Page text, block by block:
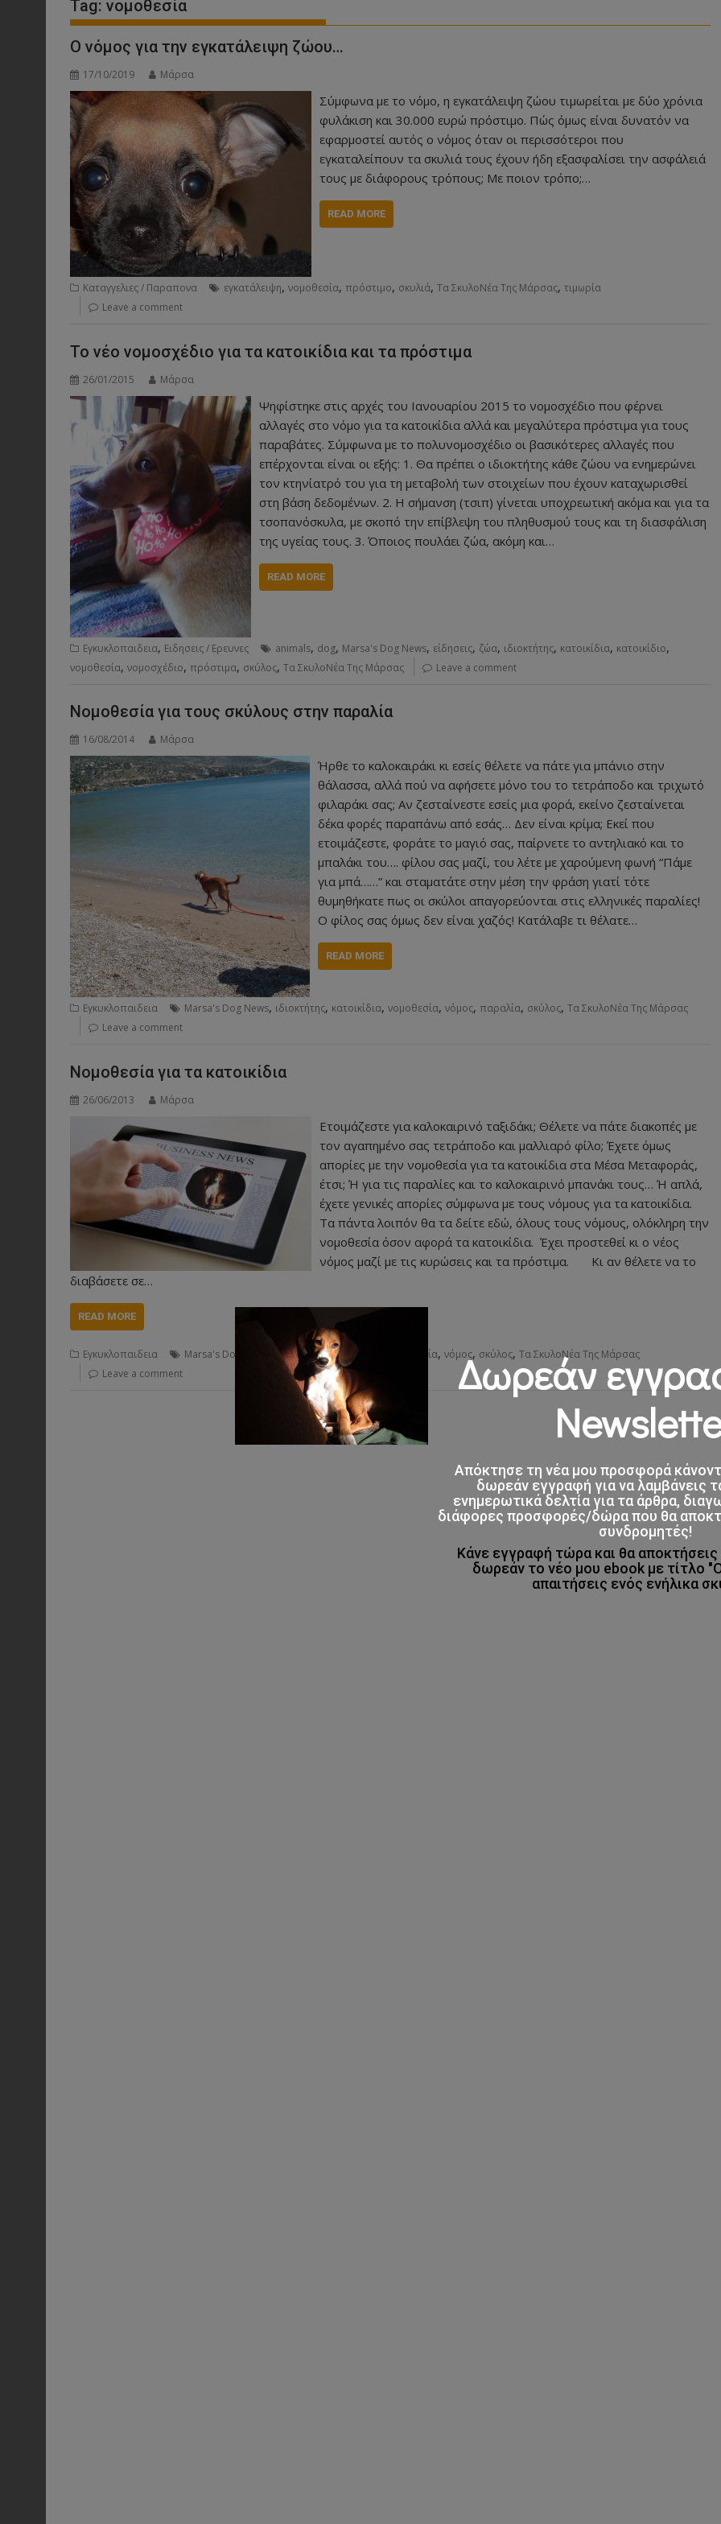
Tag: νομοθεσία
Ο νόμος για την εγκατάλειψη ζώου…
17/10/2019 Μάρσα
Σύμφωνα με το νόμο, η εγκατάλειψη ζώου τιμωρείται με δύο χρόνια
φυλάκιση και 30.000 ευρώ πρόστιμο. Πώς όμως είναι δυνατόν να
εφαρμοστεί αυτός ο νόμος όταν οι περισσότεροι που
εγκαταλείπουν τα σκυλιά τους έχουν ήδη εξασφαλίσει την ασφάλειά
τους με διάφορους τρόπους; Με ποιον τρόπο;…
READ MORE
Καταγγελιες / Παραπονα εγκατάλειψη, νομοθεσία, πρόστιμο, σκυλιά, Τα ΣκυλοΝέα Της Μάρσας, τιμωρία
Leave a comment
Το νέο νομοσχέδιο για τα κατοικίδια και τα πρόστιμα
26/01/2015 Μάρσα
Ψηφίστηκε στις αρχές του Ιανουαρίου 2015 το νομοσχέδιο που φέρνει
αλλαγές στο νόμο για τα κατοικίδια αλλά και μεγαλύτερα πρόστιμα για τους
παραβάτες. Σύμφωνα με το πολυνομοσχέδιο οι βασικότερες αλλαγές που
επέρχονται είναι οι εξής: 1. Θα πρέπει ο ιδιοκτήτης κάθε ζώου να ενημερώνει
τον κτηνίατρό του για τη μεταβολή των στοιχείων που έχουν καταχωρισθεί
στη βάση δεδομένων. 2. Η σήμανση (τσιπ) γίνεται υποχρεωτική ακόμα και για τα
τσοπανόσκυλα, με σκοπό την επίβλεψη του πληθυσμού τους και τη διασφάλιση
της υγείας τους. 3. Όποιος πουλάει ζώα, ακόμη και…
READ MORE
Εγκυκλοπαιδεια, Ειδησεις / Ερευνες animals, dog, Marsa's Dog News, είδησεις, ζώα, ιδιοκτήτης, κατοικίδια, κατοικίδιο,
νομοθεσία, νομοσχέδιο, πρόστιμα, σκύλος, Τα ΣκυλοΝέα Της Μάρσας Leave a comment
Νομοθεσία για τους σκύλους στην παραλία
16/08/2014 Μάρσα
Ήρθε το καλοκαιράκι κι εσείς θέλετε να πάτε για μπάνιο στην
θάλασσα, αλλά πού να αφήσετε μόνο του το τετράποδο και τριχωτό
φιλαράκι σας; Αν ζεσταίνεστε εσείς μια φορά, εκείνο ζεσταίνεται
δέκα φορές παραπάνω από εσάς… Δεν είναι κρίμα; Εκεί που
ετοιμάζεστε, φοράτε το μαγιό σας, παίρνετε το αντηλιακό και το
μπαλάκι του…. φίλου σας μαζί, του λέτε με χαρούμενη φωνή “Πάμε
για μπά……” και σταματάτε στην μέση την φράση γιατί τότε
θυμηθήκατε πως οι σκύλοι απαγορεύονται στις ελληνικές παραλίες!
Ο φίλος σας όμως δεν είναι χαζός! Κατάλαβε τι θέλατε…
READ MORE
Εγκυκλοπαιδεια Marsa's Dog News, ιδιοκτήτης, κατοικίδια, νομοθεσία, νόμος, παραλία, σκύλος, Τα ΣκυλοΝέα Της Μάρσας
Leave a comment
Νομοθεσία για τα κατοικίδια
26/06/2013 Μάρσα
Ετοιμάζεστε για καλοκαιρινό ταξιδάκι; Θέλετε να πάτε διακοπές με
τον αγαπημένο σας τετράποδο και μαλλιαρό φίλο; Έχετε όμως
απορίες με την νομοθεσία για τα κατοικίδια στα Μέσα Μεταφοράς,
έτσι; Ή για τις παραλίες και το καλοκαιρινό μπανάκι τους… Ή απλά,
έχετε γενικές απορίες σύμφωνα με τους νόμους για τα κατοικίδια.
Τα πάντα λοιπόν θα τα δείτε εδώ, όλους τους νόμους, ολόκληρη την
νομοθεσία όσον αφορά τα κατοικίδια. Έχει προστεθεί κι ο νέος
νόμος μαζί με τις κυρώσεις και τα πρόστιμα. Κι αν θέλετε να το
διαβάσετε σε…
READ MORE
Εγκυκλοπαιδεια Marsa's Dog News ιδιοκτήτες,κατοικίδια νομοθεσία, νόμος, σκύλος, Τα ΣκυλοΝέα Της Μάρσας
Leave a comment
Δωρεάν
Απόκτησε τη νέα μου προσφορά
δωρεάν εγγραφή για να λαμβάνεις
ενημερωτικά δελτία για τα άρθρα,
διάφορες προσφορές/δώρα που θα
συνδρομητές!
Κάνε εγγραφή τώρα και θα
δωρεάν το νέο μου ebook με τίτλο
απαιτήσεις ενός ενήλικα